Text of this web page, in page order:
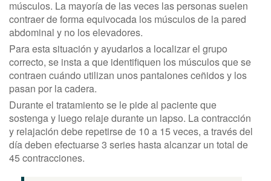
músculos. La mayoría de las veces las personas suelen
contraer de forma equivocada los músculos de la pared
abdominal y no los elevadores.
Para esta situación y ayudarlos a localizar el grupo
correcto, se insta a que identifiquen los músculos que se
contraen cuándo utilizan unos pantalones ceñidos y los
pasan por la cadera.
Durante el tratamiento se le pide al paciente que
sostenga y luego relaje durante un lapso. La contracción
y relajación debe repetirse de 10 a 15 veces, a través del
día deben efectuarse 3 series hasta alcanzar un total de
45 contracciones.